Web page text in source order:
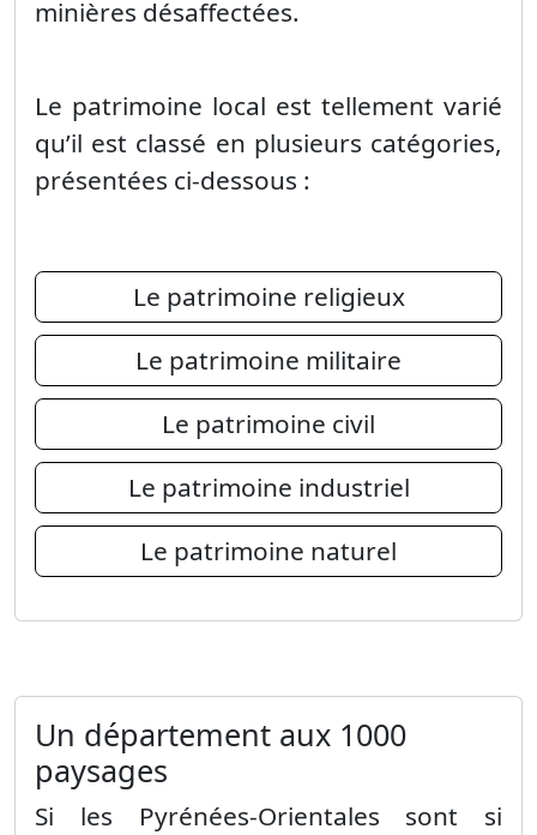
minières désaffectées.
Le patrimoine local est tellement varié
qu’il est classé en plusieurs catégories,
présentées ci-dessous :
Le patrimoine religieux
Le patrimoine militaire
Le patrimoine civil
Le patrimoine industriel
Le patrimoine naturel
Un département aux 1000
paysages
Si les Pyrénées-Orientales sont si